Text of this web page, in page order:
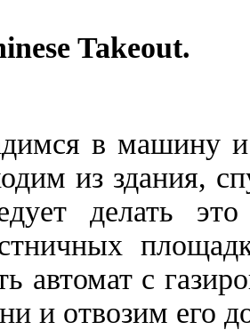
Takeout.
в машину
из здания,
делать
автомат с
и отвозим его